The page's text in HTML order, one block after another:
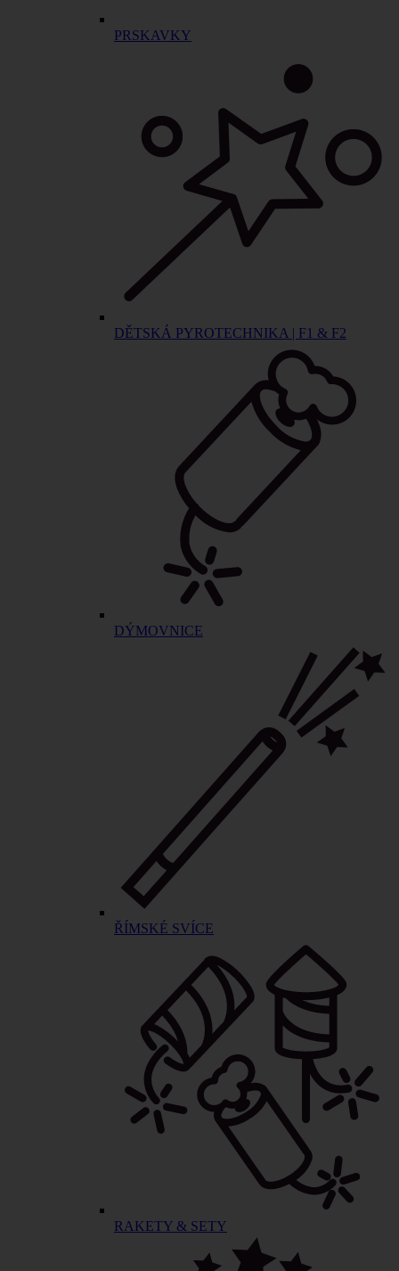
PRSKAVKY
DĚTSKÁ PYROTECHNIKA | F1 & F2
DÝMOVNICE
ŘÍMSKÉ SVÍCE
RAKETY & SETY